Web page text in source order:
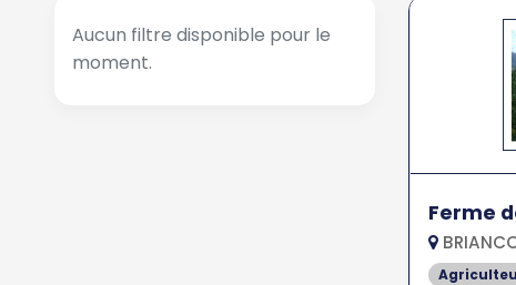
Aucun filtre disponible pour le
moment.
Ferme